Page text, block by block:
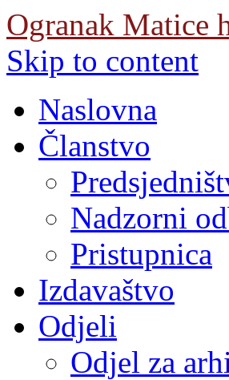
Ogranak Matice
Skip to content
Naslovna
Članstvo
Nadzorni
Pristupnica
Izdavaštvo
Odjeli
Odjel za